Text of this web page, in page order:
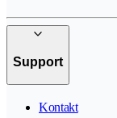
Support
Kontakt